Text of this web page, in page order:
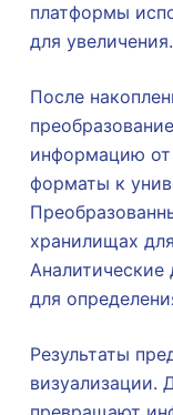
платформы
для увеличения.
После
информацию от
форматы к
хранилищах
для
Результаты